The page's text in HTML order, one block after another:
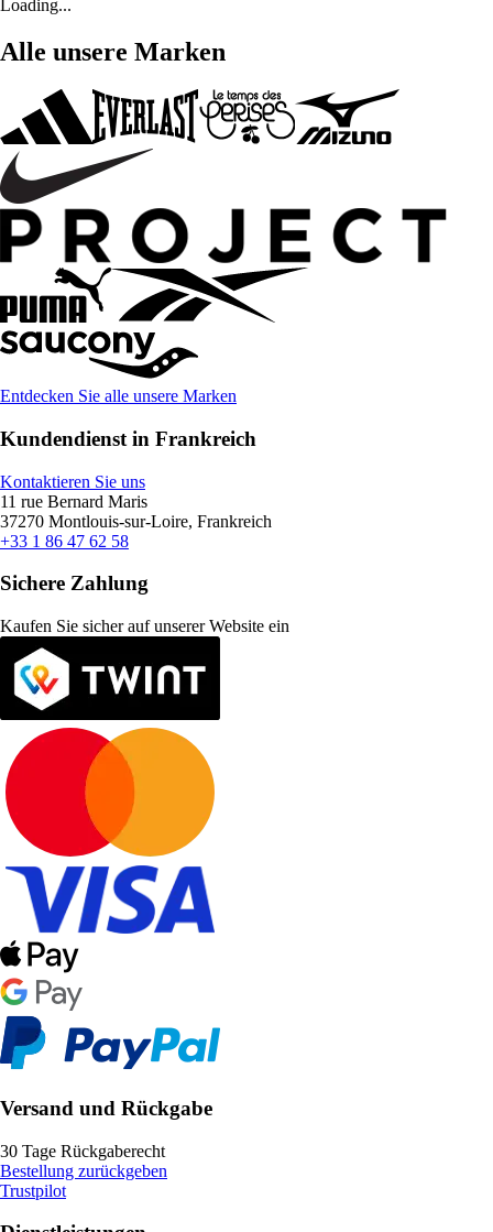
Loading...
Alle unsere Marken
Entdecken Sie alle unsere Marken
Kundendienst in Frankreich
Kontaktieren Sie uns
11 rue Bernard Maris
37270 Montlouis-sur-Loire, Frankreich
+33 1 86 47 62 58
Sichere Zahlung
Kaufen Sie sicher auf unserer Website ein
Versand und Rückgabe
30 Tage Rückgaberecht
Bestellung zurückgeben
Trustpilot